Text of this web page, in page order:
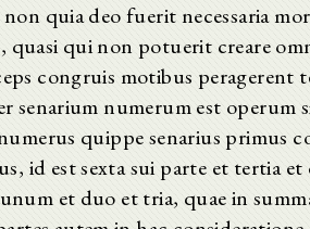
quia deo fuerit necessaria
quasi qui non potuerit creare
congruis motibus peragerent
senarium numerum est operum
quippe senarius primus
id est sexta sui parte et tertia
et duo et tria, quae in